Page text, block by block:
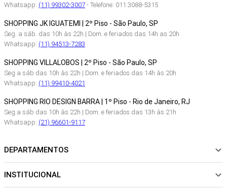
Whatsapp: (11) 99302-3007- Telefone: 011 3088-5315
SHOPPING JK IGUATEMI | 2º Piso - São Paulo, SP
Seg. a sáb. das 10h às 22h | Dom. e feriados das 14h as 20h
Whatsapp: (11) 94513-7283
SHOPPING VILLALOBOS | 2º Piso - São Paulo, SP
Seg a sáb das 10h às 22h | Dom. e feriados das 14h às 20h
Whatsapp: (11) 99410-4021
SHOPPING RIO DESIGN BARRA | 1º Piso - Rio de Janeiro, RJ
Seg a sáb das 10h às 22h | Dom. e feriados das 13h às 21h
Whatsapp: (21) 96601-9117
DEPARTAMENTOS
NOVIDADES
INSTITUCIONAL